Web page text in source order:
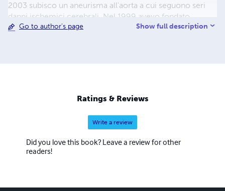
2003 subisco un aneurisma all'aorta a cui seguono seri
danni ischemici cerebrali. Nel 1999 avevo fondato
l'Associazione Crisalide AzioneTrans e ne fui presidente
femminista (vedi il libro "Translesbismo" su queste pagine.
Go to author's page Show full description
Ratings & Reviews
Write a review
Did you love this book? Leave a review for other
readers!